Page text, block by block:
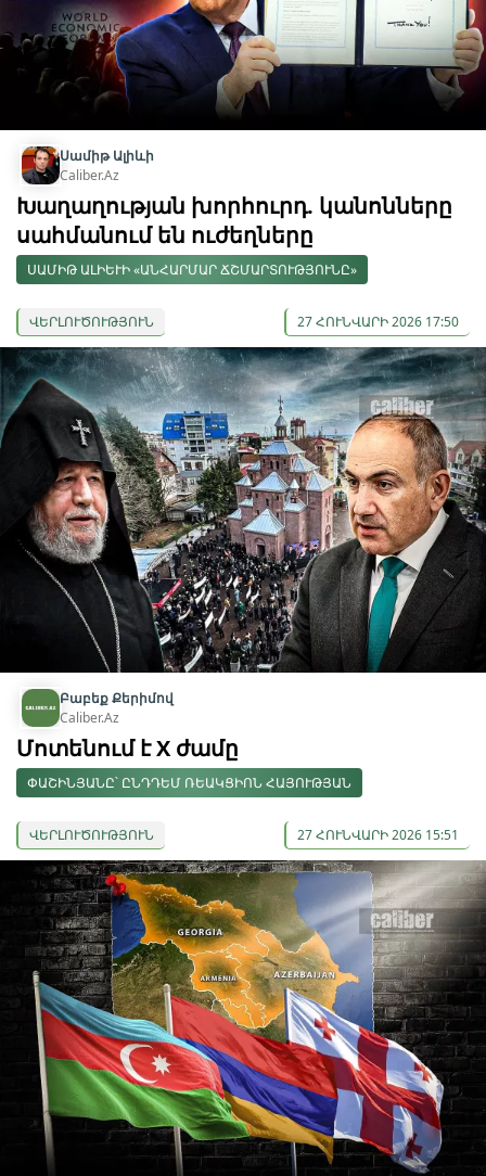
Սամիթ Ալիևի
Caliber.Az
Խաղաղության խորհուրդ. կանոնները
սահմանում են ուժեղները
ՍԱՄԻԹ ԱԼԻԵՒԻ «ԱՆՀԱՐՄԱՐ ՃՇՄԱՐՏՈՒԹՅՈՒՆԸ»
ՎԵՐԼՈՒԾՈՒԹՅՈՒՆ 27 ՀՈՒՆՎԱՐԻ 2026 17:50
Բաբեք Քերիմով
Caliber.Az
Մոտենում է X ժամը
ՓԱՇԻՆՅԱՆԸ՝ ԸՆԴԴԵՄ ՌԵԱԿՑԻՈՆ ՀԱՅՈՒԹՅԱՆ
ՎԵՐԼՈՒԾՈՒԹՅՈՒՆ 27 ՀՈՒՆՎԱՐԻ 2026 15:51